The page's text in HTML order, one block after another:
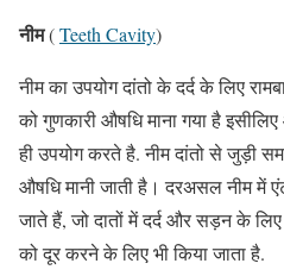
नीम(Teeth Cavity)
नीम का उपयोग दांतो के दर्द के लिए
को गुणकारी औषधि माना गया है
ही उपयोग करते है. नीम दांतो से जुड़ी
औषधि मानी जाती है। दरअसल नीम में
जाते हैं, जो दातों में दर्द और सड़न के
को दूर करने के लिए भी किया जाता है.